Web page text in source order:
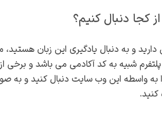
کجا دنبال کنیم؟
دارید و به دنبال یادگیری این زبان
شبیه به کد آکادمی می باشد و
را به واسطه این وب سایت دنبال کنید و
کنید.